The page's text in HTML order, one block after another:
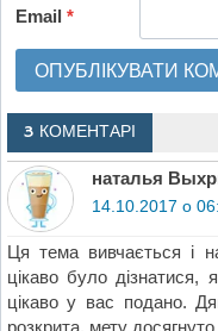
Email*
3 КОМЕНТАРІ
наталья
14.10.2017 о
Ця тема вивчається і
цікаво було дізнатися,
цікаво у вас подано.
розкрита, мету